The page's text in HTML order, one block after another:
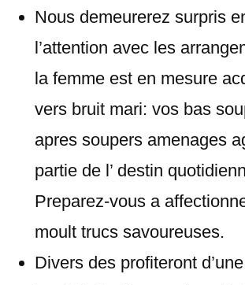
Nous demeurerez surpris
l’attention avec les
la femme est en mesure
vers bruit mari: vos bas
apres soupers amenages
partie de l’ destin
Preparez-vous a
moult trucs savoureuses.
Divers des profiteront